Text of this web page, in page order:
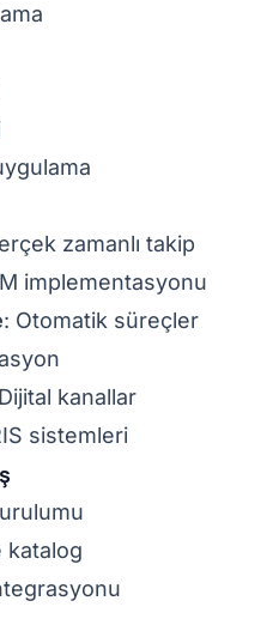
zamanlı takip
implementasyonu
: Otomatik süreçler
kanallar
sistemleri
katalog